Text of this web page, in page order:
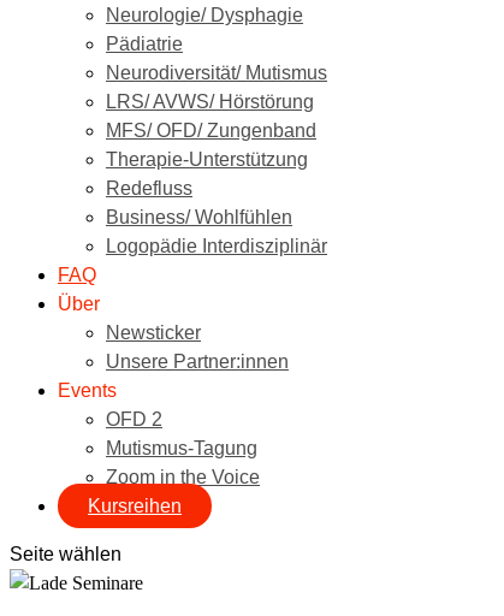
Neurologie/ Dysphagie
Pädiatrie
Neurodiversität/ Mutismus
LRS/ AVWS/ Hörstörung
MFS/ OFD/ Zungenband
Therapie-Unterstützung
Redefluss
Business/ Wohlfühlen
Logopädie Interdisziplinär
FAQ
Über
Newsticker
Unsere Partner:innen
Events
OFD 2
Mutismus-Tagung
Zoom in the Voice
Kursreihen
Seite wählen